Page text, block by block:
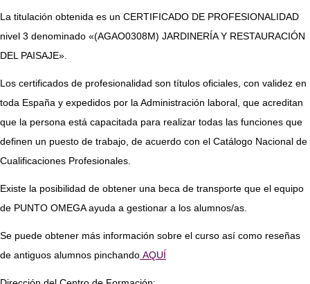
La titulación obtenida es un CERTIFICADO DE PROFESIONALIDAD
nivel 3 denominado «(AGAO0308M) JARDINERÍA Y RESTAURACIÓN
DEL PAISAJE».
Los certificados de profesionalidad son títulos oficiales, con validez en
toda España y expedidos por la Administración laboral, que acreditan
que la persona está capacitada para realizar todas las funciones que
definen un puesto de trabajo, de acuerdo con el Catálogo Nacional de
Cualificaciones Profesionales.
Existe la posibilidad de obtener una beca de transporte que el equipo
de PUNTO OMEGA ayuda a gestionar a los alumnos/as.
Se puede obtener más información sobre el curso así como reseñas
de antiguos alumnos pinchando AQUÍ